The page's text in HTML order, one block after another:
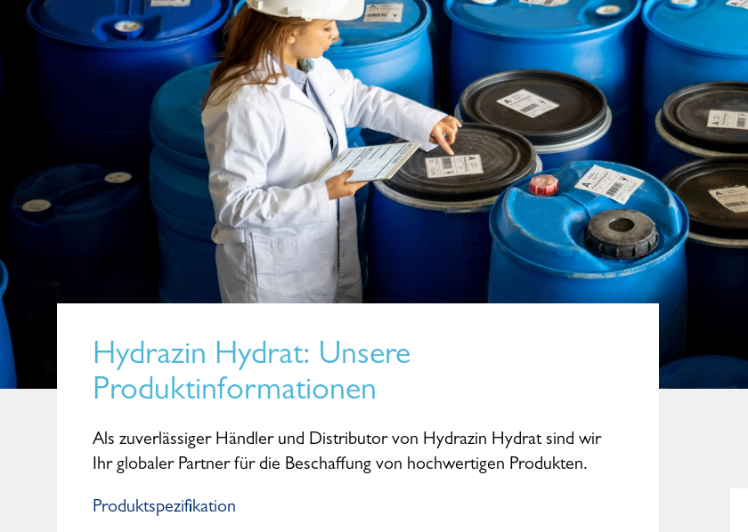
Hydrazin Hydrat: Unsere
Produktinformationen
Als zuverlässiger Händler und Distributor von Hydrazin Hydrat sind wir
Ihr globaler Partner für die Beschaffung von hochwertigen Produkten.
Produktspezifikation